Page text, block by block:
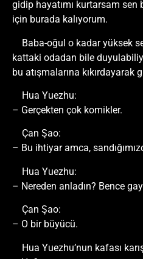
gidip hayatımı kurtarsam sen
için burada kalıyorum.
Baba-oğul o kadar yüksek
kattaki odadan bile
bu atışmalarına kıkırdayarak
Hua Yuezhu:
– Gerçekten çok komikler.
Çan Şao:
– Bu ihtiyar amca,
Hua Yuezhu:
– Nereden anladın? Bence
Çan Şao:
– O bir büyücü.
Hua Yuezhu’nun kafası